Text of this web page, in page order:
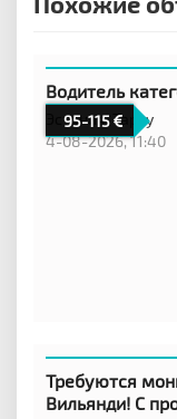
95-115
Водитель
Эстония,Тарту
4-08-2026, 11:40
Требуются
Вильянди! С